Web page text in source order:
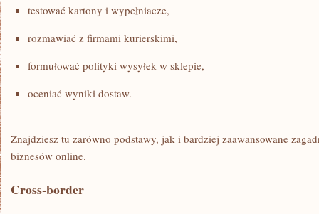
testować kartony i wypełniacze,
rozmawiać z firmami kurierskimi,
formułować polityki wysyłek w sklepie,
oceniać wyniki dostaw.
Znajdziesz tu zarówno podstawy, jak i bardziej zaawansowane
biznesów online.
Cross-border